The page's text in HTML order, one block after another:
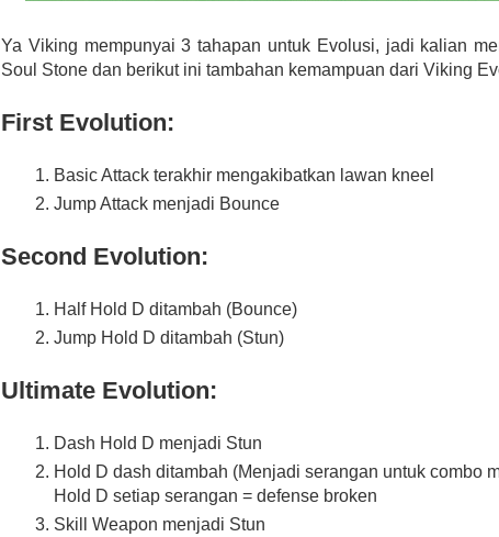
Ya Viking mempunyai 3 tahapan untuk Evolusi, jadi kalian
Soul Stone dan berikut ini tambahan kemampuan dari Viking
First Evolution:
Basic Attack terakhir mengakibatkan lawan kneel
Jump Attack menjadi Bounce
Second Evolution:
Half Hold D ditambah (Bounce)
Jump Hold D ditambah (Stun)
Ultimate Evolution:
Dash Hold D menjadi Stun
Hold D dash ditambah (Menjadi serangan untuk combo
Hold D setiap serangan = defense broken
Skill Weapon menjadi Stun